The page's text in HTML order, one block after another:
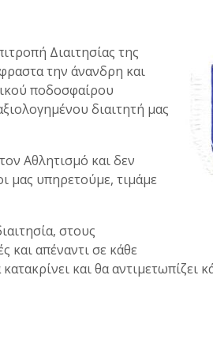
Διαιτησίας της
την άνανδρη και
ποδοσφαίρου
διαιτητή μας
Αθλητισμό και δεν
μας υπηρετούμε, τιμάμε
στους
και απέναντι σε κάθε
και θα αντιμετωπίζει